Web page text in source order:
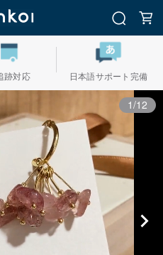
跡対応 日本語サポート完備
1/12